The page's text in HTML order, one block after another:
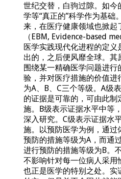
世纪交替，白驹过隙。如今
学等“真正的”科学作为基础
来，在医疗健康领域也掀起
（EBM, Evidence-based
医学实践现代化进程的定义
出的，之后便风靡全球。
围绕某一精确医学问题进行
验，并对医疗措施的价值进
为A、B、C三个等级。A级
的证据是可靠的，可由此制
施。B级表示证据水平中等
深入研究。C级表示证据水
施。以预防医学为例，通过
预防的措施等级为A，而通
进行预防的措施等级为B。
不影响针对每一位病人采用
也正是医学的特别之处。实